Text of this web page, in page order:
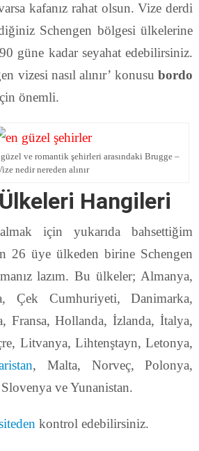
kafanız rahat olsun. Vize derdi
Schengen bölgesi ülkelerine
güne kadar seyahat edebilirsiniz.
vizesi nasıl alınır’ konusubordo
önemli.
ve romantik şehirleri arasındaki Brugge –
nedir nereden alınır
Hangileri
için yukarıda bahsettiğim
26 üye ülkeden birine Schengen
lazım. Bu ülkeler; Almanya,
Çek Cumhuriyeti, Danimarka,
Fransa, Hollanda, İzlanda, İtalya,
Litvanya, Lihtenştayn, Letonya,
, Malta, Norveç, Polonya,
ve Yunanistan.
kontrol edebilirsiniz.